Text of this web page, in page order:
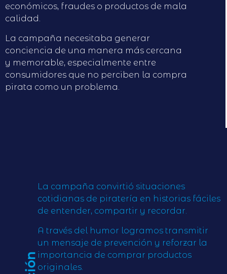
económicos, fraudes o productos de mala
calidad.
La campaña necesitaba generar
conciencia de una manera más cercana
y memorable, especialmente entre
consumidores que no perciben la compra
pirata como un problema.
La campaña convirtió situaciones
cotidianas de piratería en historias fáciles
de entender, compartir y recordar.
A través del humor logramos transmitir
un mensaje de prevención y reforzar la
importancia de comprar productos
originales.